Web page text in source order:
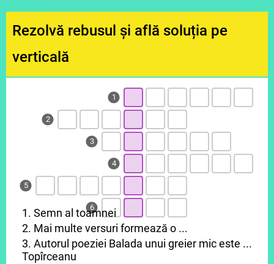
Rezolvă rebusul și află soluția pe
verticală
1
2
3
4
5
6
1. Semn al toamnei
2. Mai multe versuri formează o ...
3. Autorul poeziei Balada unui greier mic este ...
Topîrceanu